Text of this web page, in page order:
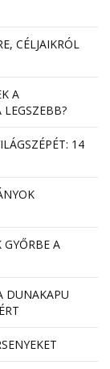
CÉLJAIKRÓL
A
14
GYŐRBE A
DUNAKAPU